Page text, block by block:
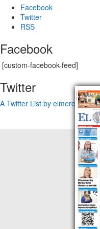
Facebook
Twitter
RSS
Facebook
[custom-facebook-feed]
Twitter
A Twitter List by elmercuriotam